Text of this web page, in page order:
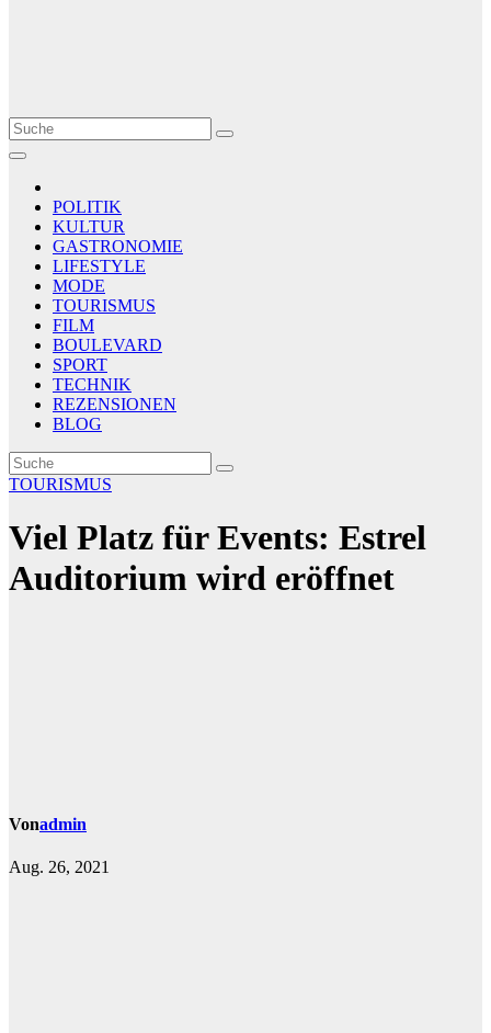
Le Matin
AGENCE DE PRESSE
POLITIK
KULTUR
GASTRONOMIE
LIFESTYLE
MODE
TOURISMUS
FILM
BOULEVARD
SPORT
TECHNIK
REZENSIONEN
BLOG
TOURISMUS
Viel Platz für Events: Estrel
Auditorium wird eröffnet
Vonadmin
Aug. 26, 2021